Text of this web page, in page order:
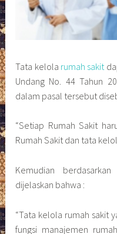
Tata kelola rumah sakit
Undang No. 44 Tahun
dalam pasal tersebut
“Setiap Rumah Sakit
Rumah Sakit dan tata
Kemudian
dijelaskan bahwa :
“Tata kelola rumah sakit
fungsi manajemen